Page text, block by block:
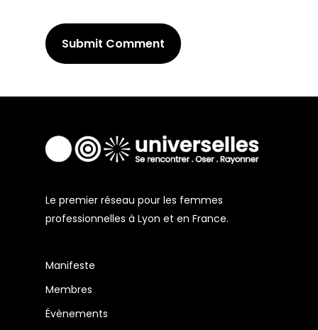
Le premier réseau pour les femmes
professionnelles à Lyon et en France.
Manifeste
Membres
Évènements